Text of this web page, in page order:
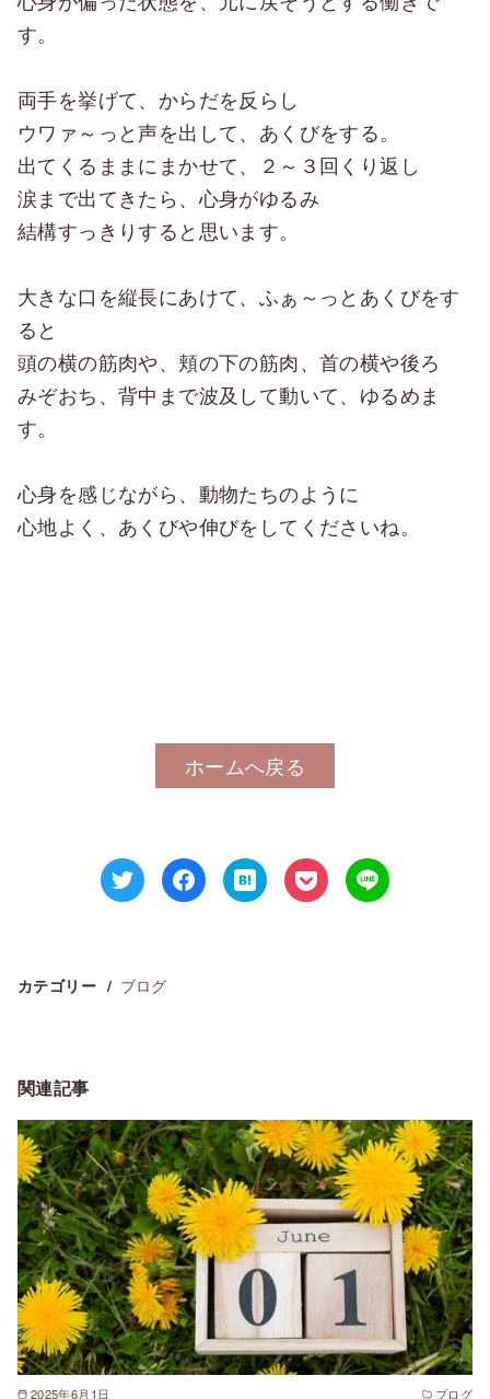
す。
両手を挙げて、からだを反らし
ウワァ～っと声を出して、あくびをする。
出てくるままにまかせて、２～３回くり返し
涙まで出てきたら、心身がゆるみ
結構すっきりすると思います。
大きな口を縦長にあけて、ふぁ～っとあくびをす
ると
頭の横の筋肉や、頬の下の筋肉、首の横や後ろ
みぞおち、背中まで波及して動いて、ゆるめま
す。
心身を感じながら、動物たちのように
心地よく、あくびや伸びをしてくださいね。
ホームへ戻る
カテゴリー ブログ
関連記事
2025年6月1日 ブログ